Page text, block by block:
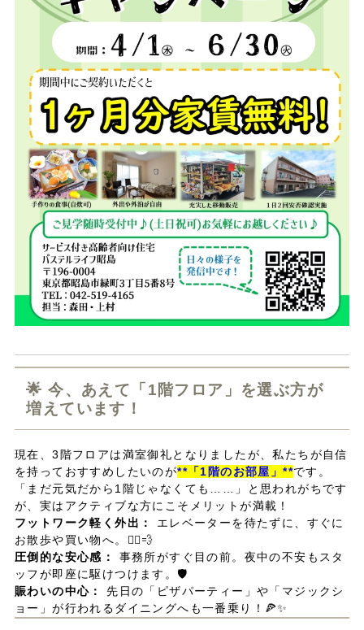
🌟 今、あえて「1階フロア」を選ぶ方が
増えています！
現在、3階フロアは満室御礼となりましたが、私たちが自信
を持っておすすめしたいのが**「1階のお部屋」**です。
「まだ元気だから1階じゃなくても……」と思われがちです
が、実はアクティブな方にこそメリットが満載！
フットワーク軽く外出：
エレベーターを待たずに、すぐに
お散歩や買い物へ。🏃‍♂️💨
圧倒的な安心感：
事務所がすぐ目の前。夜中の不安もスタ
ッフが即座に駆けつけます。🛡️
賑わいの中心：
先日の「ピザパーティー」や「マジックシ
ョー」が行われるダイニングへも一番乗り！🍕✨